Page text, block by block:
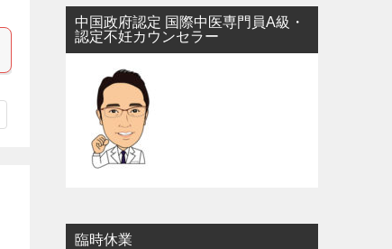
中国政府認定 国際中医専門員A級・
認定不妊カウンセラー
臨時休業